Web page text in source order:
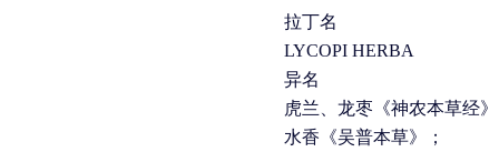
拉丁名
LYCOPI HERBA
异名
虎兰、龙枣《神农本草经
水香《吴普本草》；